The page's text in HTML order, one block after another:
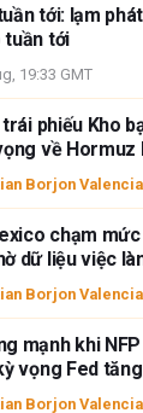
và không có quan
giả không nhận
về tính chính xác,
giả sẽ không chịu
tổn thất, thương tích
hiển thị hoặc sử
phải là các cố
bài viết này nhằm
tới: lạm
tuần tới
19:33 GMT
phiếu Kho
về Hormuz
Borjon Valencia
chạm
dữ liệu việc
Borjon Valencia
mạnh khi
vọng Fed
Borjon Valencia